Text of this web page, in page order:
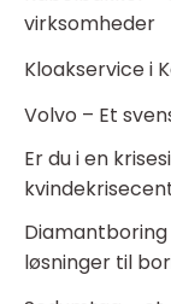
virksomheder
Kloakservice i
Volvo – Et
Er du i en
løsninger til